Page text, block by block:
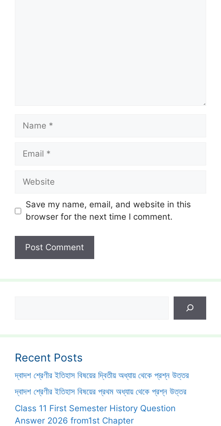
Name
Email
Website
Save my name, email, and website in this
browser for the next time I comment.
Recent Posts
দ্বাদশ শ্রেণীর ইতিহাস বিষয়ের দ্বিতীয় অধ্যায় থেকে প্রশ্ন উত্তর
দ্বাদশ শ্রেণীর ইতিহাস বিষয়ের প্রথম অধ্যায় থেকে প্রশ্ন উত্তর
Class 11 First Semester History Question
Answer 2026 from1st Chapter